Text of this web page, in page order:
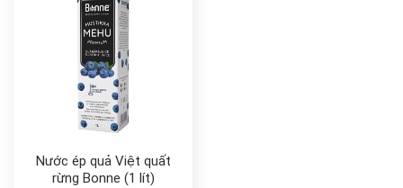
Nước ép quả Việt quất
rừng Bonne (1 lít)